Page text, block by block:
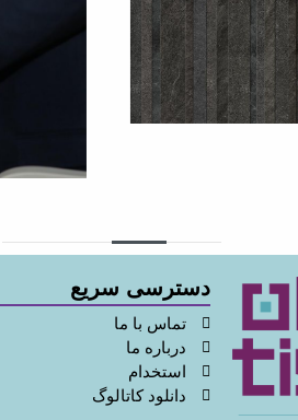
دسترسی سریع
تماس با ما
درباره ما
استخدام
دانلود کاتالوگ